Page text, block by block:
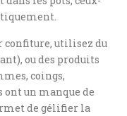
confiture, utilisez du
ou des produits
coings,
ont un manque de
de gélifier la